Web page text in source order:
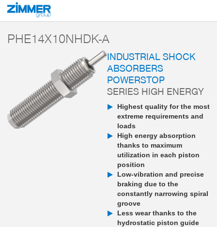
Start Products
PHE14X10NHDK-A
INDUSTRIAL SHOCK
ABSORBERS
POWERSTOP
SERIES HIGH ENERGY
Highest quality for the most
extreme requirements and
loads
High energy absorption
thanks to maximum
utilization in each piston
position
Low-vibration and precise
braking due to the
constantly narrowing spiral
groove
Less wear thanks to the
hydrostatic piston guide